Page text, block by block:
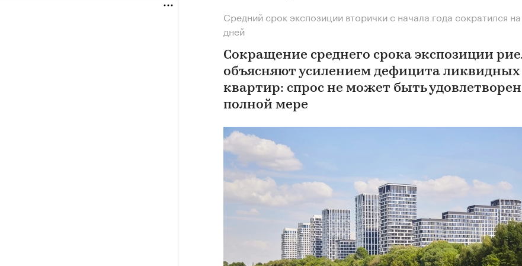
Средний срок экспозиции вторички с начала года сократился
дней
Сокращение среднего срока экспозиции
объясняют усилением дефицита ликвидных
квартир: спрос не может быть
полной мере